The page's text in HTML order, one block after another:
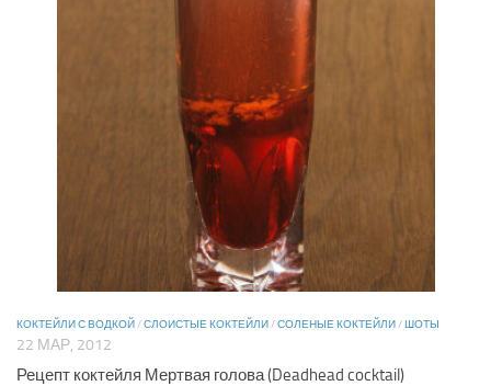
КОКТЕЙЛИ С ВОДКОЙ/СЛОИСТЫЕ КОКТЕЙЛИ/СОЛЕНЫЕ КОКТЕЙЛИ/ШОТЫ
22 МАР, 2012
Рецепт коктейля Мертвая голова (Deadhead cocktail)